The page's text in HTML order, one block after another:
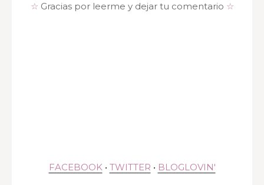
☆ Gracias por leerme y dejar tu comentario ☆
FACEBOOK • TWITTER • BLOGLOVIN'